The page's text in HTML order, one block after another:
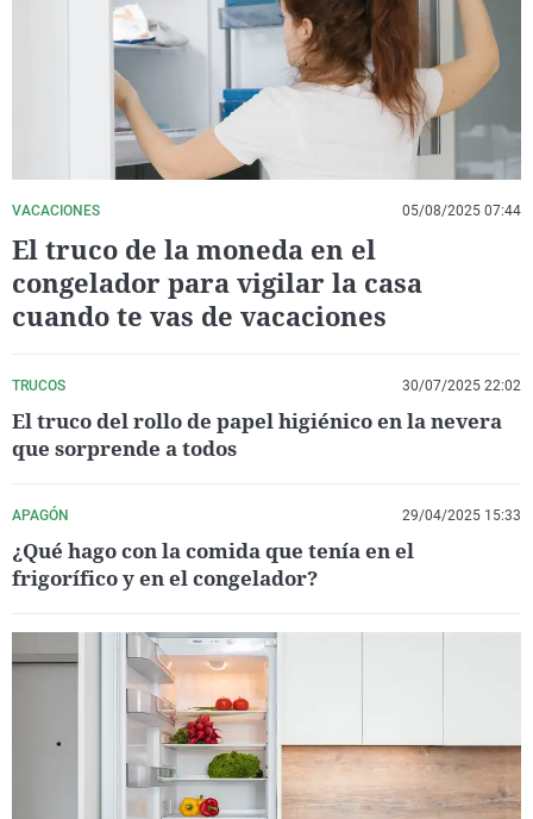
La rosa de los vientos
Gente viajera
Como el perro y el
Caso
Retornados
Equipo de
Operación Viuda
Extremadura
Galicia
La Rioja
Navarra
País Vasco
Virales
Televisión
Elecciones
VACACIONES 05/08/2025 07:44
El truco de la moneda en el
congelador para vigilar la casa
cuando te vas de vacaciones
TRUCOS 30/07/2025 22:02
El truco del rollo de papel higiénico en la nevera
que sorprende a todos
APAGÓN 29/04/2025 15:33
¿Qué hago con la comida que tenía en el
frigorífico y en el congelador?